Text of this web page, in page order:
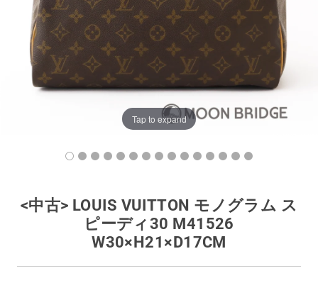
事業内容
店舗案内
保証とメンテナンス
Tap to expand
<中古> LOUIS VUITTON モノグラム ス
ピーディ30 M41526
W30×H21×D17CM